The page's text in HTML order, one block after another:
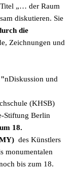
„… der Raum
diskutieren. Sie
die
Zeichnungen und
nDiskussion und
(KHSB)
Stiftung Berlin
18.
des Künstlers
monumentalen
bis zum 18.